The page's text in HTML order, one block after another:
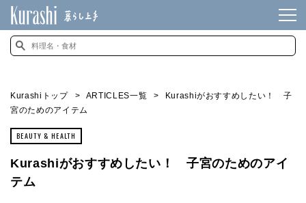
Kurashiトップ ARTICLES一覧
Kurashiがおすすめしたい！ 子
宮のためのアイテム
BEAUTY & HEALTH
Kurashiがおすすめしたい！ 子宮のためのアイ
テム